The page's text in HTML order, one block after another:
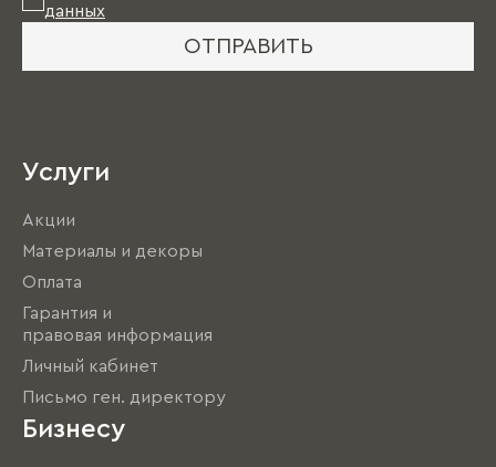
данных
ОТПРАВИТЬ
Услуги
Акции
Материалы и декоры
Оплата
Гарантия и
правовая информация
Личный кабинет
Письмо ген. директору
Бизнесу